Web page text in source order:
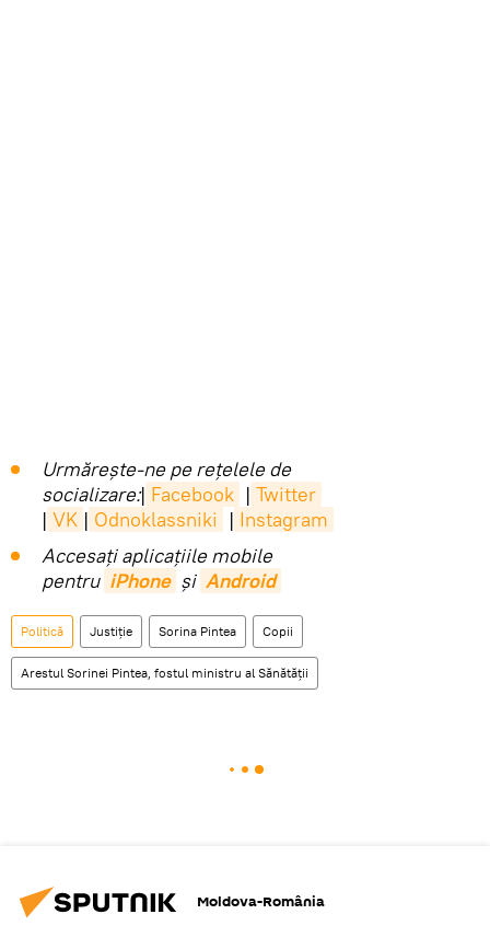
Urmărește-ne pe rețelele de
socializare:| Facebook | Twitter
| VK | Odnoklassniki | Instagram
Accesaţi aplicaţiile mobile
pentru iPhone și Android
Politică Justiție Sorina Pintea Copii
Arestul Sorinei Pintea, fostul ministru al Sănătății
Moldova-România